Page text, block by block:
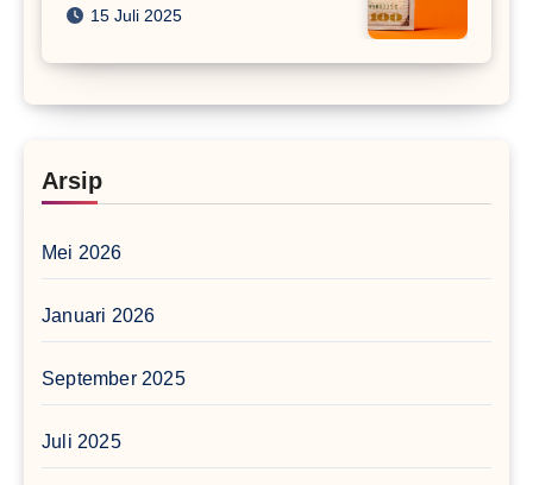
15 Juli 2025
Arsip
Mei 2026
Januari 2026
September 2025
Juli 2025